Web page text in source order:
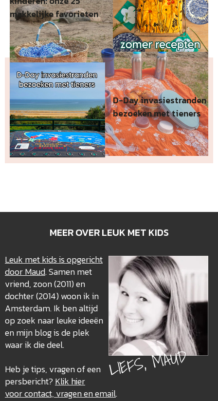
makkelijke favorieten
D-Day invasiestranden
bezoeken met tieners
MEER OVER LEUK MET KIDS
LIEFS, MAUD
Leuk met kids is opgericht
door Maud. Samen met
vriend, zoon (2011) en
dochter (2014) woon ik in
Amsterdam. Ik ben altijd
op zoek naar leuke ideeën
en mijn blog is de plek
waar ik die deel.
Heb je tips, vragen of een
persbericht?Klik hier
voor contact, vragen en email.